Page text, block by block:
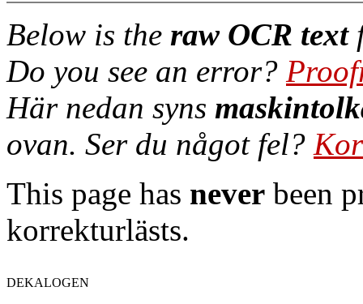
Below is the raw OCR text
Do you see an error?
Här nedan syns
ovan. Ser du något fel?
This page has never been
korrekturlästs.
DEKALOGEN